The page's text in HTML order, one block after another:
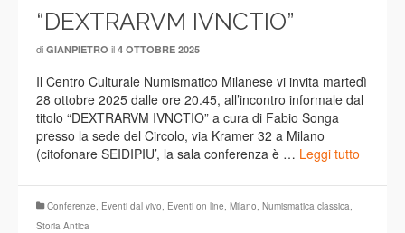
“DEXTRARVM IVNCTIO”
di GIANPIETRO il 4 OTTOBRE 2025
Il Centro Culturale Numismatico Milanese vi invita martedì
28 ottobre 2025 dalle ore 20.45, all’incontro informale dal
titolo “DEXTRARVM IVNCTIO” a cura di Fabio Songa
presso la sede del Circolo, via Kramer 32 a Milano
(citofonare SEIDIPIU’, la sala conferenza è … Leggi tutto
Conferenze Eventi dal vivo Eventi on line Milano Numismatica classica
Storia Antica